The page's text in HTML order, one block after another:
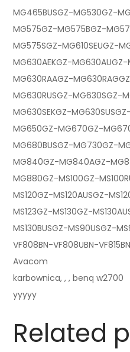
MG465BUSGZ-MG530GZ-
MG575GZ-MG575BGZ-
MG575SGZ-MG610SEUGZ-
MG630AEKGZ-
MG630RAAGZ-
MG630RUSGZ-MG630SGZ-
MG630SEKGZ-
MG650GZ-MG670GZ-
MG680BUSGZ-MG730GZ-
MG840GZ-MG840AGZ-
MG880GZ-MS100GZ-
MS120GZ-MS120AUSGZ-
MS123GZ-MS130GZ-
MS130BUSGZ-MS90USGZ-
VF808BN-VF808UBN-
Avacom
karbownica, , , benq w2700
yyyyy
Related